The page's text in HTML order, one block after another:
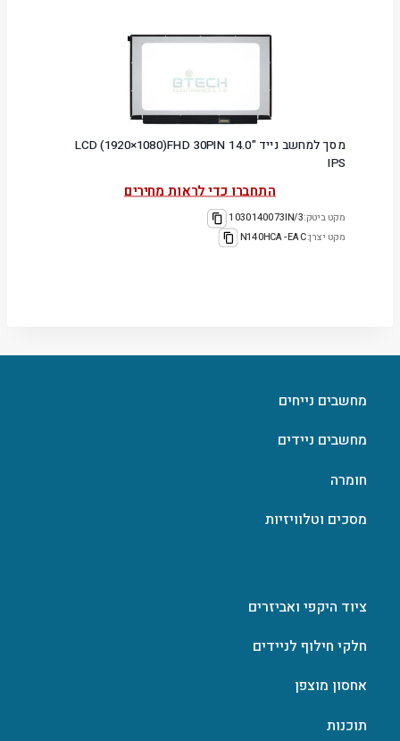
מסך למחשב נייד "14.0 LCD (1920×1080)FHD 30PIN
IPS
התחברו כדי לראות מחירים
מקט ביטק:1030140073IN/3
מקט יצרן:N140HCA-EAC
מחשבים נייחים
מחשבים ניידים
חומרה
מסכים וטלוויזיות
ציוד היקפי ואביזרים
חלקי חילוף לניידים
אחסון מוצפן
תוכנות